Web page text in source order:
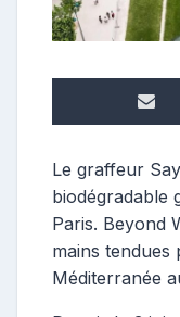
Le graffeur
biodégradable
Paris. Beyond
mains tendues
Méditerranée